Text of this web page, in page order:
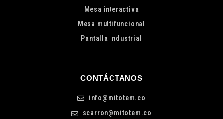
Mesa interactiva
Mesa multifuncional
Pantalla industrial
CONTÁCTANOS
info@mitotem.co
scarron@mitotem.co